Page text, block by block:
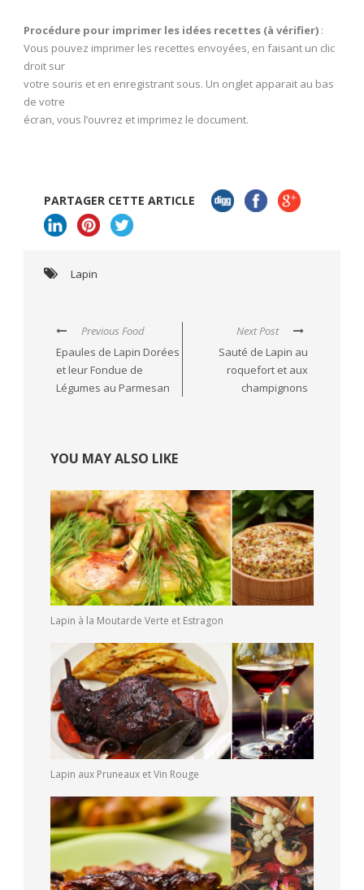
Procédure pour imprimer les idées recettes (à vérifier) :
Vous pouvez imprimer les recettes envoyées, en faisant un clic
droit sur
votre souris et en enregistrant sous. Un onglet apparait au bas
de votre
écran, vous l’ouvrez et imprimez le document.
PARTAGER CETTE ARTICLE
Lapin
Previous Food
Epaules de Lapin Dorées
et leur Fondue de
Légumes au Parmesan
Next Post
Sauté de Lapin au
roquefort et aux
champignons
YOU MAY ALSO LIKE
Lapin à la Moutarde Verte et Estragon
Lapin aux Pruneaux et Vin Rouge